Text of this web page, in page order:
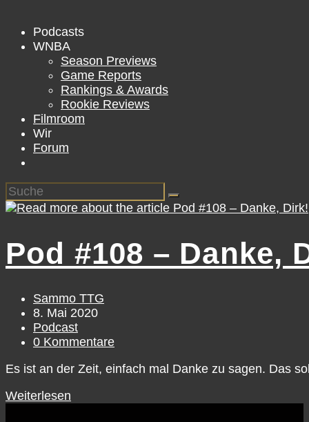
Podcasts
WNBA
Season Previews
Game Reports
Rankings & Awards
Rookie Reviews
Filmroom
Wir
Forum
Pod #108 – Danke,
Sammo TTG
8. Mai 2020
Podcast
0 Kommentare
Es ist an der Zeit, einfach mal Danke zu sagen. Das
Weiterlesen